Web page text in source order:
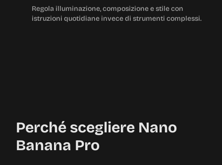
Regola illuminazione, composizione e stile con
istruzioni quotidiane invece di strumenti complessi.
Perché scegliere Nano
Banana Pro